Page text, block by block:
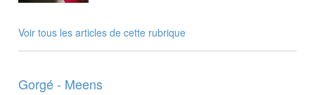
Voir tous les articles de cette rubrique
Gorgé - Meens